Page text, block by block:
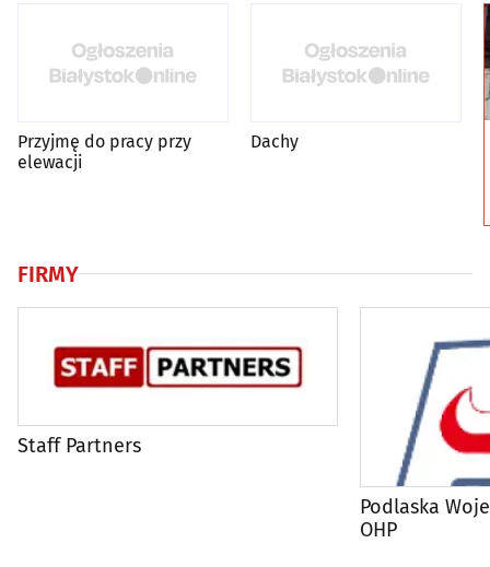
Przyjmę do pracy przy
elewacji
Dachy
FIRMY
Staff Partners
Podlaska
OHP